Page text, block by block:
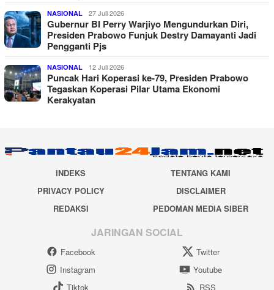
NASIONAL 27 Juli 2026
Gubernur BI Perry Warjiyo Mengundurkan Diri,
Presiden Prabowo Funjuk Destry Damayanti Jadi
Pengganti Pjs
NASIONAL 12 Juli 2026
Puncak Hari Koperasi ke-79, Presiden Prabowo
Tegaskan Koperasi Pilar Utama Ekonomi
Kerakyatan
INDEKS
TENTANG KAMI
PRIVACY POLICY
DISCLAIMER
REDAKSI
PEDOMAN MEDIA SIBER
JARINGAN SOCIAL
Facebook
Twitter
Instagram
Youtube
Tiktok
RSS